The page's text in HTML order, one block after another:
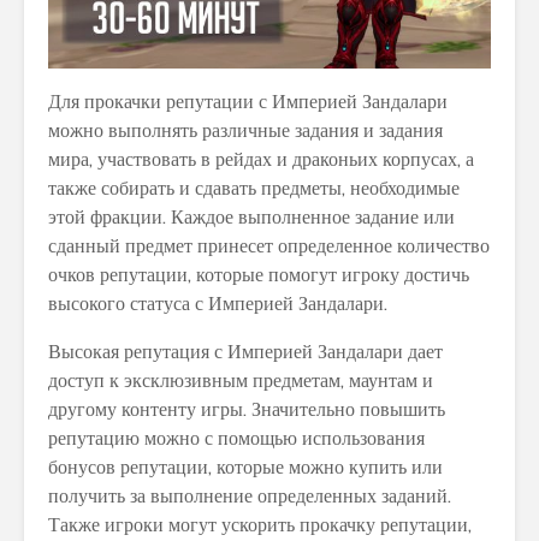
Для прокачки репутации с Империей Зандалари
можно выполнять различные задания и задания
мира, участвовать в рейдах и драконьих корпусах, а
также собирать и сдавать предметы, необходимые
этой фракции. Каждое выполненное задание или
сданный предмет принесет определенное количество
очков репутации, которые помогут игроку достичь
высокого статуса с Империей Зандалари.
Высокая репутация с Империей Зандалари дает
доступ к эксклюзивным предметам, маунтам и
другому контенту игры. Значительно повышить
репутацию можно с помощью использования
бонусов репутации, которые можно купить или
получить за выполнение определенных заданий.
Также игроки могут ускорить прокачку репутации,